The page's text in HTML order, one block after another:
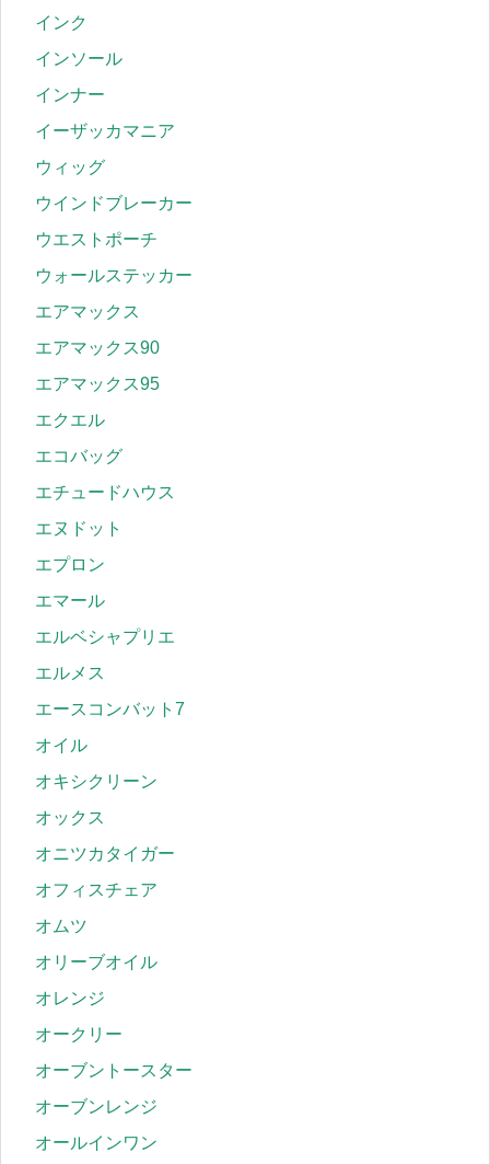
インク
インソール
インナー
イーザッカマニア
ウィッグ
ウインドブレーカー
ウエストポーチ
ウォールステッカー
エアマックス
エアマックス90
エアマックス95
エクエル
エコバッグ
エチュードハウス
エヌドット
エプロン
エマール
エルベシャプリエ
エルメス
エースコンバット7
オイル
オキシクリーン
オックス
オニツカタイガー
オフィスチェア
オムツ
オリーブオイル
オレンジ
オークリー
オーブントースター
オーブンレンジ
オールインワン